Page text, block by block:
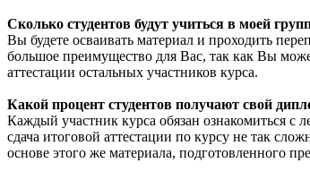
Сколько студентов будут учиться в моей
Вы будете осваивать материал и проходить
большое преимущество для Вас, так как Вы
аттестации остальных участников курса.
Какой процент студентов получают свой
Каждый участник курса обязан ознакомиться с
сдача итоговой аттестации по курсу не так
основе этого же материала, подготовленного